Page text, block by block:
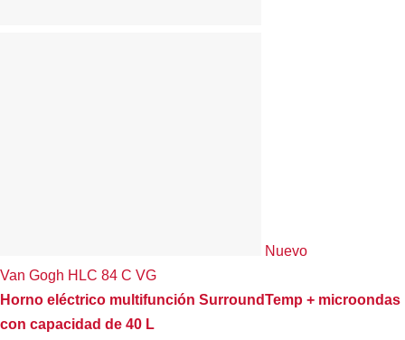
Nuevo
Van Gogh HLC 84 C VG
Horno eléctrico multifunción SurroundTemp + microondas
con capacidad de 40 L